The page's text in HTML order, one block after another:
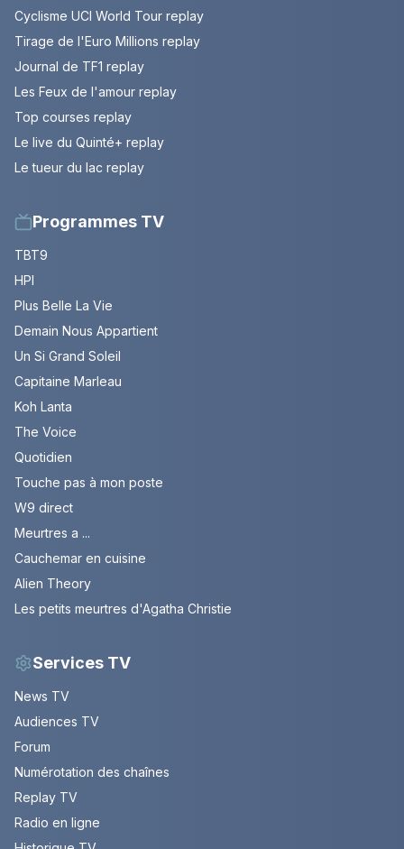
Cyclisme UCI World Tour replay
Tirage de l'Euro Millions replay
Journal de TF1 replay
Les Feux de l'amour replay
Top courses replay
Le live du Quinté+ replay
Le tueur du lac replay
Programmes TV
TBT9
HPI
Plus Belle La Vie
Demain Nous Appartient
Un Si Grand Soleil
Capitaine Marleau
Koh Lanta
The Voice
Quotidien
Touche pas à mon poste
W9 direct
Meurtres a ...
Cauchemar en cuisine
Alien Theory
Les petits meurtres d'Agatha Christie
Services TV
News TV
Audiences TV
Forum
Numérotation des chaînes
Replay TV
Radio en ligne